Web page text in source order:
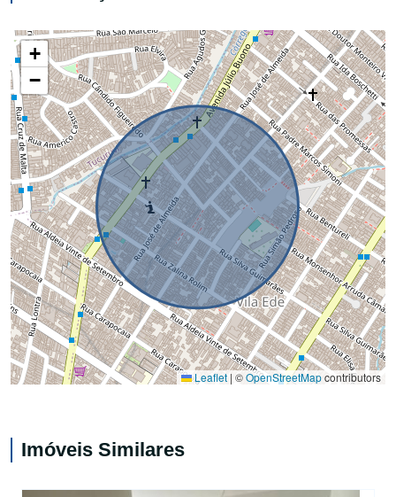
+
−
Leaflet | ©OpenStreetMapcontributors
Imóveis Similares